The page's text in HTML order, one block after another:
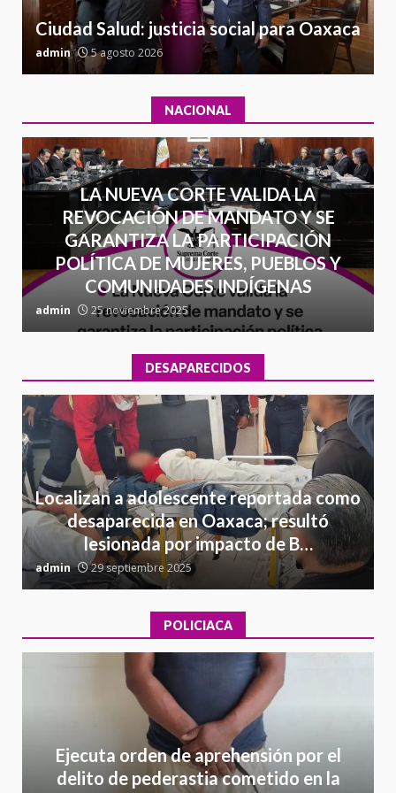
Ciudad Salud: justicia social para Oaxaca
admin 5 agosto 2026
NACIONAL
LA NUEVA CORTE VALIDA LA
REVOCACIÓN DE MANDATO Y SE
GARANTIZA LA PARTICIPACIÓN
POLÍTICA DE MUJERES, PUEBLOS Y
COMUNIDADES INDÍGENAS
admin 25 noviembre 2025
DESAPARECIDOS
Localizan a adolescente reportada como
desaparecida en Oaxaca; resultó
lesionada por impacto de B…
admin 29 septiembre 2025
POLICIACA
Ejecuta orden de aprehensión por el
delito de pederastia cometido en la